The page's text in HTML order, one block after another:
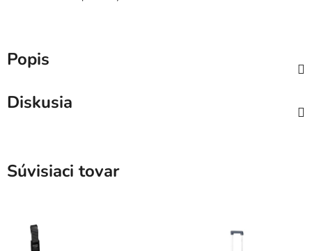
Popis
Diskusia
Súvisiaci tovar